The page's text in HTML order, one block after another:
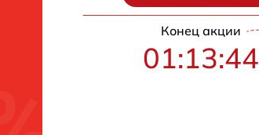
Конец акции
01:13:43